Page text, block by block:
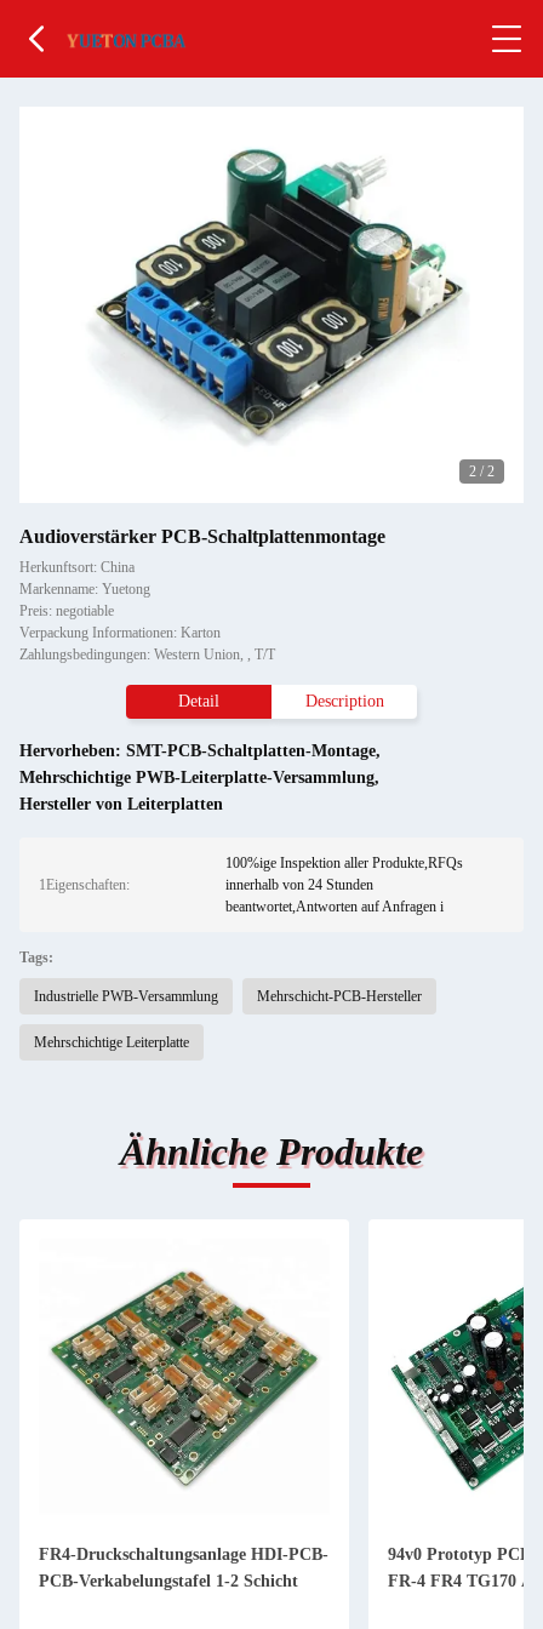
2 / 2
Audioverstärker PCB-Schaltplattenmontage
Herkunftsort: China
Markenname: Yuetong
Preis: negotiable
Verpackung Informationen: Karton
Zahlungsbedingungen: Western Union, , T/T
Detail Description
Hervorheben: SMT-PCB-Schaltplatten-Montage,
Mehrschichtige PWB-Leiterplatte-Versammlung,
Hersteller von Leiterplatten
1Eigenschaften:
100%ige Inspektion aller Produkte,RFQs
innerhalb von 24 Stunden
beantwortet,Antworten auf Anfragen i
Tags:
Industrielle PWB-Versammlung Mehrschicht-PCB-Hersteller
Mehrschichtige Leiterplatte
Ähnliche Produkte
FR4-Druckschaltungsanlage HDI-PCB-
PCB-Verkabelungstafel 1-2 Schicht
94v0 Prototyp
FR-4 FR4 TG170